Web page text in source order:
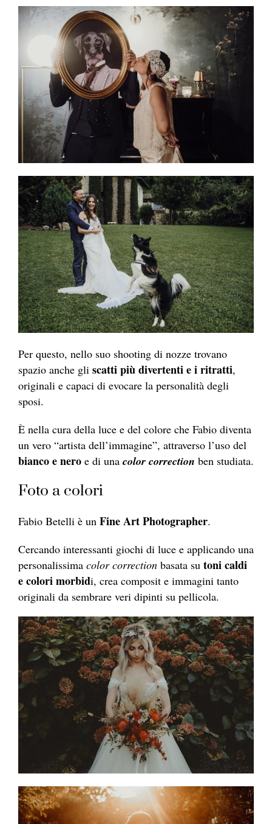
Per questo, nello suo shooting di nozze trovano
spazio anche gli scatti più divertenti e i ritratti,
originali e capaci di evocare la personalità degli
sposi.
È nella cura della luce e del colore che Fabio diventa
un vero “artista dell’immagine”, attraverso l’uso del
bianco e nero e di una color correction ben studiata.
Foto a colori
Fabio Betelli è un Fine Art Photographer.
Cercando interessanti giochi di luce e applicando una
personalissima color correction basata su toni caldi
e colori morbidi, crea composit e immagini tanto
originali da sembrare veri dipinti su pellicola.